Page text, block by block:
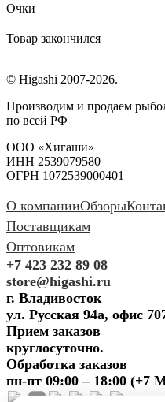
Очки
Товар закончился
© Higashi 2007-2026.
Производим и продаем
по всей РФ
ООО «Хигаши»
ИНН 2539079580
ОГРН 1072539000401
О компанииОбзоры
Поставщикам
Оптовикам
+7 423 232 89 08
store@higashi.ru
г. Владивосток
ул. Русская 94а, офис
Прием заказов
круглосуточно.
Обработка заказов
пн-пт 09:00 – 18:00 (+7